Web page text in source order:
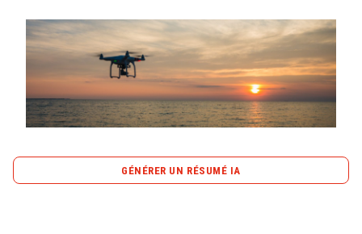
Tout sur le droit de l'innovation
RechercherGÉNÉRER UN RÉSUMÉ IA